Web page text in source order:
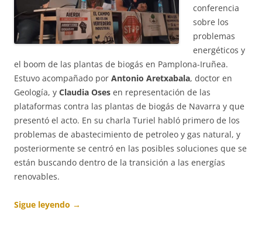
conferencia
sobre los
problemas
energéticos y
el boom de las plantas de biogás en Pamplona-Iruñea.
Estuvo acompañado por Antonio Aretxabala, doctor en
Geología, y Claudia Oses en representación de las
plataformas contra las plantas de biogás de Navarra y que
presentó el acto. En su charla Turiel habló primero de los
problemas de abastecimiento de petroleo y gas natural, y
posteriormente se centró en las posibles soluciones que se
están buscando dentro de la transición a las energías
renovables.
Sigue leyendo →